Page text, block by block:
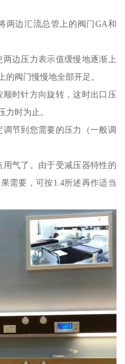
两边汇流总管上的阀门GA和
边压力表示值缓慢地逐渐上
阀门慢慢地全部开足。
时针方向旋转，这时出口压
力时为止。
节到您需要的压力（一般调
气了。由于受减压器特性的
需要，可按1.4所述再作适当